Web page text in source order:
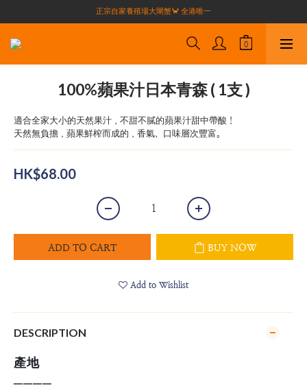
買滿$1000全港免運費（不包括偏遠地區）
正宗自家養殖場大閘蟹🦀 全港唯一
買滿$1000全港免運費（不包括偏遠地區）
100%蘋果汁日本青森 ( 1支 )
適合全家大小的天然果汁，不甜不膩的蘋果汁甜中帶酸！
天然無負擔，蘋果鮮榨而成的，香氣、口味層次豐富。
HK$68.00
ADD TO CART BUY NOW
Add to Wishlist
DESCRIPTION
產地
────